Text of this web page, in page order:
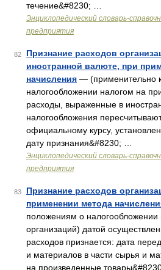
течение&#8230; …
Энциклопедический словарь-
предприятия
82
Признание расходов
иностранной валюте, при
начисления — (применительно
налогообложении налогом на
расходы, выраженные в
налогообложения
официальному курсу,
дату признания&#8230; …
Энциклопедический словарь-
предприятия
83
Признание расходов
применении метода
положениям о
организаций) датой
расходов признается: дата
и материалов в части сырья и
на произведенные